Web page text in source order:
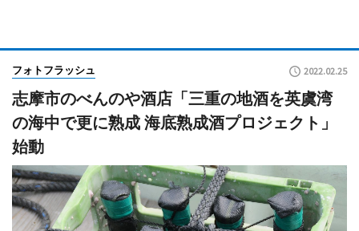
フォトフラッシュ 2022.02.25
志摩市のべんのや酒店「三重の地酒を英虞湾
の海中で更に熟成 海底熟成酒プロジェクト」
始動